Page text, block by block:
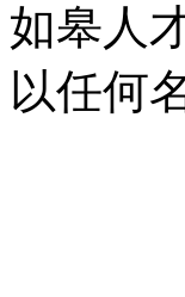
如皋人
以任何